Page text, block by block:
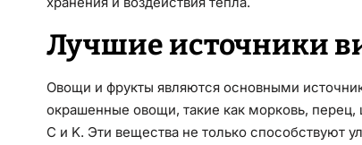
Лучшие источники
Овощи и фрукты являются основными
окрашенные овощи, такие как морковь,
C и K. Эти вещества не только